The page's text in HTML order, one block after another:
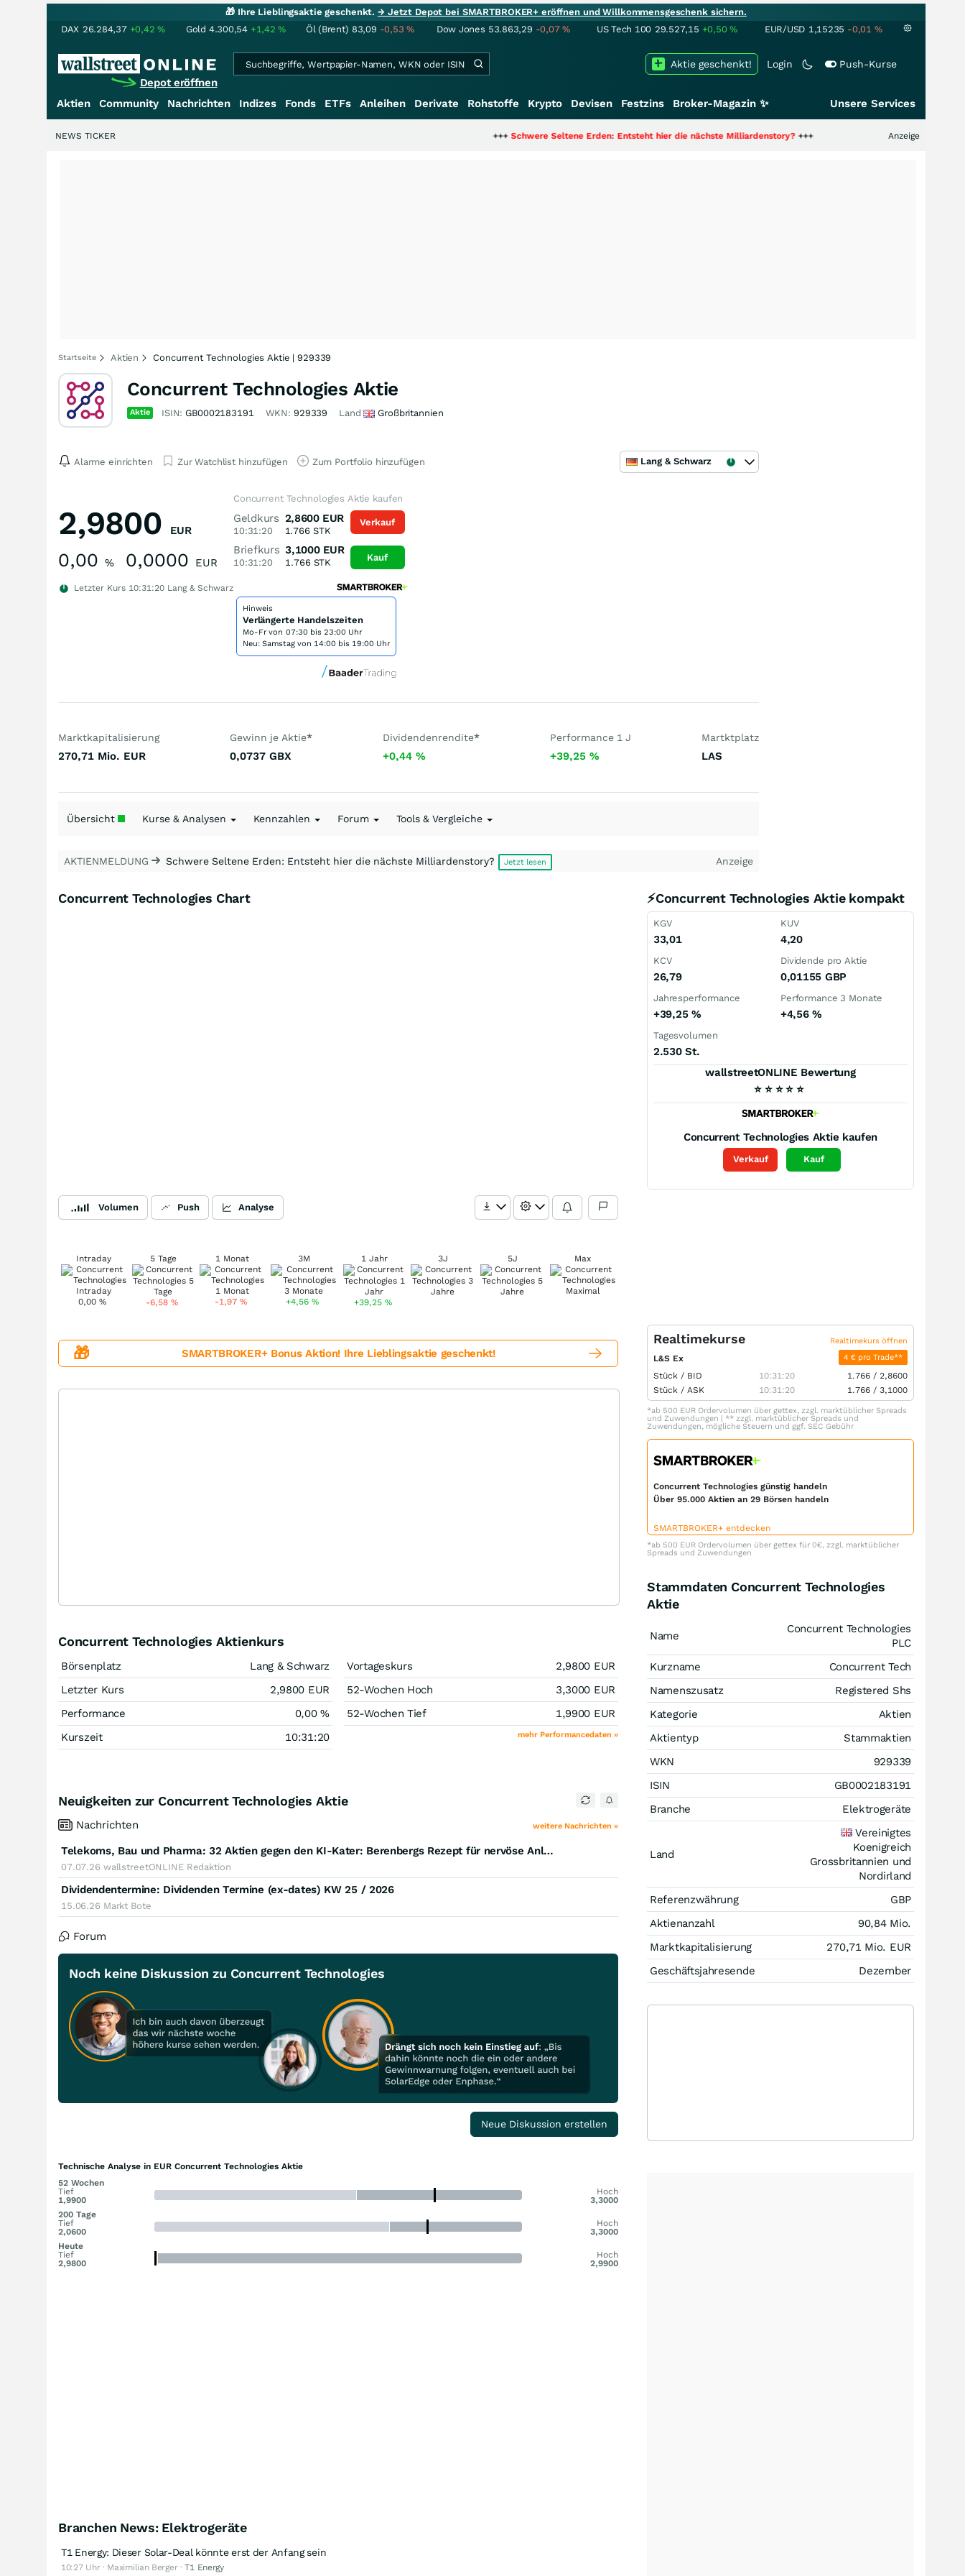
🎁 Ihre Lieblingsaktie geschenkt.→ Jetzt Depot bei SMARTBROKER+ eröffnen und Willkommensgeschenk sichern.
DAX 26.284,37 +0,42% Gold 4.300,54 +1,42% Öl (Brent) 83,09 -0,53% Dow Jones 53.863,29 -0,07% US Tech 100 29.527,15 +0,50% EUR/USD 1,15235 -0,01 %
Depot eröffnen
Login Push-Kurse
Aktie geschenkt!
Aktien Community Nachrichten Indizes Fonds ETFs Anleihen Derivate Rohstoffe Krypto Devisen Festzins Broker-Magazin ✨ Unsere Services
Schwere Seltene Erden: Entsteht hier die nächste Milliardenstory?+++ Anzeige
NEWS TICKER
Startseite Aktien Concurrent Technologies Aktie | 929339
Concurrent Technologies Aktie
Aktie ISIN: GB0002183191 WKN: 929339 Land Großbritannien
Alarme einrichten Zur Watchlist hinzufügen Zum Portfolio hinzufügen Lang & Schwarz
2,9800 EUR
0,00 % 0,0000 EUR
Letzter Kurs 10:31:20 Lang & Schwarz
Concurrent Technologies Aktie kaufen
Geldkurs
10:31:20
2,8600 EUR
1.766STK
Briefkurs
10:31:20
3,1000 EUR
1.766STK
Verkauf
Kauf
Hinweis
Verlängerte Handelszeiten
Mo-Fr von 07:30 bis 23:00 Uhr
Neu: Samstag von 14:00 bis 19:00 Uhr
Marktkapitalisierung
270,71 Mio. EUR
Gewinn je Aktie*
0,0737 GBX
Dividendenrendite*
+0,44 %
Performance 1 J
+39,25 %
Martktplatz
LAS
Übersicht Kurse & Analysen Kennzahlen Forum Tools & Vergleiche
AKTIENMELDUNG Schwere Seltene Erden: Entsteht hier die nächste Milliardenstory? Jetzt lesen Anzeige
Concurrent Technologies Chart
Volumen Push Analyse
Intraday
0,00%
5 Tage
-6,58 %
1 Monat
-1,97 %
3M
+4,56%
1 Jahr
+39,25 %
3J 5J Max
⚡Concurrent Technologies Aktie kompakt
KGV
33,01
KUV
4,20
KCV
26,79
Dividende pro Aktie
0,01155 GBP
Jahresperformance
+39,25 %
Performance 3 Monate
+4,56%
Tagesvolumen
2.530 St.
wallstreetONLINE Bewertung
⭐ ⭐ ⭐ ⭐ ⭐
Concurrent Technologies Aktie kaufen
Verkauf Kauf
🎁 SMARTBROKER+ Bonus Aktion! Ihre Lieblingsaktie geschenkt!
Concurrent Technologies Aktienkurs
Börsenplatz
Lang & Schwarz
Letzter Kurs
2,9800 EUR
Performance
0,00%
Kurszeit
10:31:20
Vortageskurs 2,9800 EUR
52-Wochen Hoch
3,3000 EUR
52-Wochen Tief
1,9900 EUR
mehr Performancedaten »
Neuigkeiten zur Concurrent Technologies Aktie
Nachrichten weitere Nachrichten »
Telekoms, Bau und Pharma: 32 Aktien gegen den KI-Kater: Berenbergs Rezept für nervöse Anleger
07.07.26 wallstreetONLINE Redaktion
Dividendentermine: Dividenden Termine (ex-dates) KW 25 / 2026
15.06.26 Markt Bote
Forum
Noch keine Diskussion zu Concurrent Technologies
Neue Diskussion erstellen
Technische Analyse in EUR Concurrent Technologies Aktie
52 Wochen
Tief
1,9900
Hoch
3,3000
200 Tage
Tief
2,0600
Hoch
3,3000
Heute
Tief
2,9800
Hoch
2,9900
Branchen News: Elektrogeräte
T1 Energy: Dieser Solar-Deal könnte erst der Anfang sein
10:27 Uhr · Maximilian Berger ·T1 Energy
Realtimekurse Realtimekurs öffnen
L&S Ex 4 € pro Trade**
Stück / BID 10:31:20 1.766 / 2,8600
Stück / ASK 10:31:20 1.766 / 3,1000
*ab 500 EUR Ordervolumen über gettex, zzgl. marktüblicher Spreads
und Zuwendungen | ** zzgl. marktüblicher Spreads und
Zuwendungen, mögliche Steuern und ggf. SEC Gebühr
Concurrent Technologies günstig handeln
Über 95.000 Aktien an 29 Börsen handeln
SMARTBROKER+ entdecken
*ab 500 EUR Ordervolumen über gettex für 0€, zzgl. marktüblicher
Spreads und Zuwendungen
Stammdaten Concurrent Technologies
Aktie
Name
Concurrent Technologies
PLC
Kurzname
Concurrent Tech
Namenszusatz
Registered Shs
Kategorie
Aktien
Aktientyp
Stammaktien
WKN
929339
ISIN
GB0002183191
Branche
Elektrogeräte
Land
Vereinigtes
Koenigreich
Grossbritannien und
Nordirland
Referenzwährung
GBP
Aktienanzahl
90,84 Mio.
Marktkapitalisierung
270,71 Mio. EUR
Geschäftsjahresende
Dezember